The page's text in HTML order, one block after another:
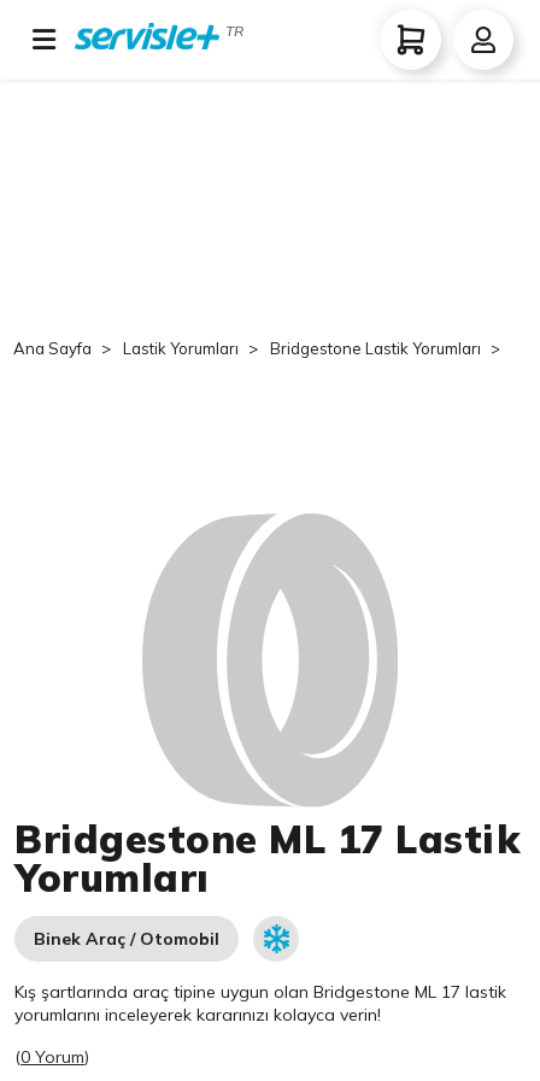
TR
Ana Sayfa Lastik Yorumları Bridgestone Lastik Yorumları
Bridgestone ML 17 Lastik
Yorumları
Binek Araç / Otomobil
Kış şartlarında araç tipine uygun olanBridgestone ML 17 lastik
yorumlarını inceleyerek kararınızı kolayca verin!
(0 Yorum)